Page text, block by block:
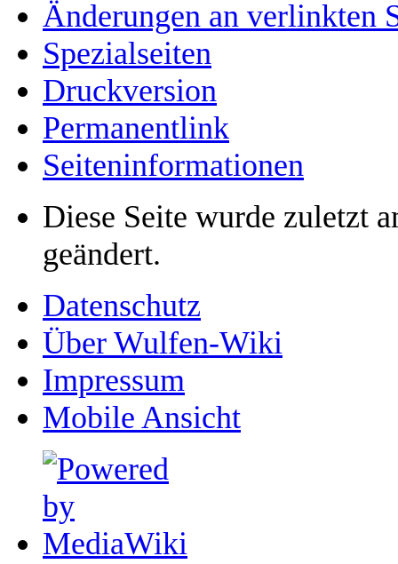
Änderungen an verlinkten
Spezialseiten
Druckversion
Permanentlink
Seiten­­informationen
Diese Seite wurde zuletzt
geändert.
Datenschutz
Über Wulfen-Wiki
Impressum
Mobile Ansicht